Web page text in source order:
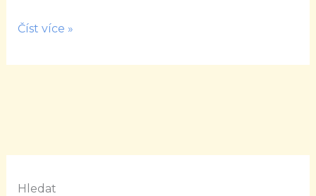
Číst více »
Hledat